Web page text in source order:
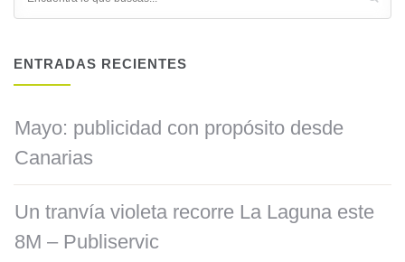
ENTRADAS RECIENTES
Mayo: publicidad con propósito desde
Canarias
Un tranvía violeta recorre La Laguna este
8M – Publiservic